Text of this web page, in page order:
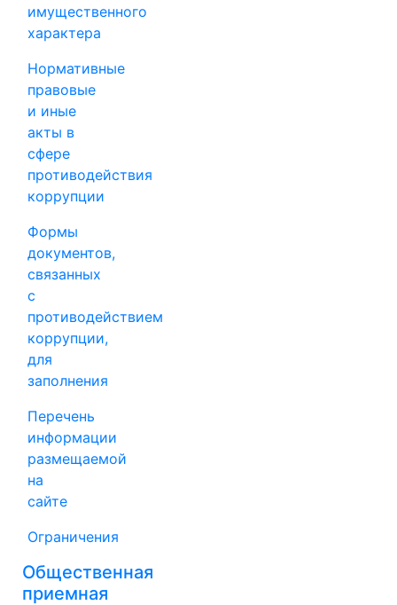
имущественного
характера
Нормативные
правовые
и иные
акты в
сфере
противодействия
коррупции
Формы
документов,
связанных
с
противодействием
коррупции,
для
заполнения
Перечень
информации
размещаемой
на
сайте
Ограничения
Общественная
приемная